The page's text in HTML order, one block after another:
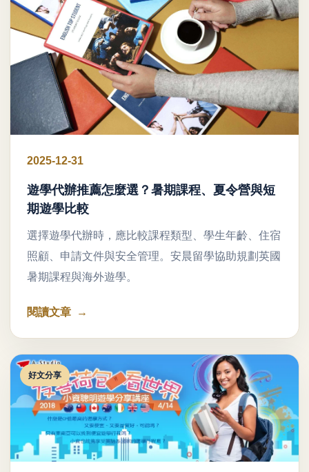
2025-12-31
遊學代辦推薦怎麼選？暑期課程、夏令營與短
期遊學比較
選擇遊學代辦時，應比較課程類型、學生年齡、住宿
照顧、申請文件與安全管理。安晨留學協助規劃英國
暑期課程與海外遊學。
閱讀文章
好文分享